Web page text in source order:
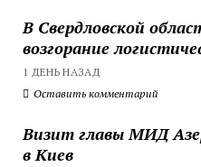
В Свердловской
возгорание
1 ДЕНЬ НАЗАД
Оставить комментарий
Визит главы МИД
в Киев